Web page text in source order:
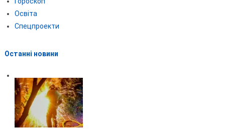
Освіта
Спецпроекти
Останні новини